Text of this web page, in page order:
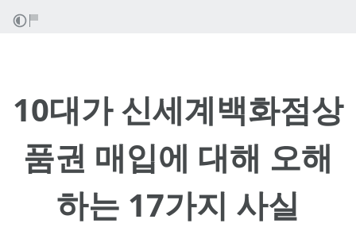
10대가 신세계백화점상
품권 매입에 대해 오해
하는 17가지 사실